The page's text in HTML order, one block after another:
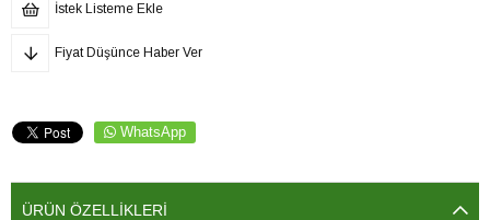
İstek Listeme Ekle
Fiyat Düşünce Haber Ver
WhatsApp
ÜRÜN ÖZELLIKLERI